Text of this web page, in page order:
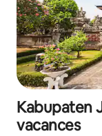
Kabupaten
vacances